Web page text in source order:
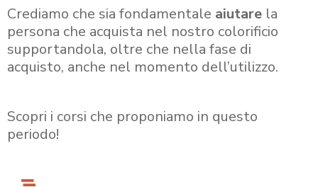
Crediamo che sia fondamentale aiutare la
persona che acquista nel nostro colorificio
supportandola, oltre che nella fase di
acquisto, anche nel momento dell’utilizzo.
Scopri i corsi che proponiamo in questo
periodo!